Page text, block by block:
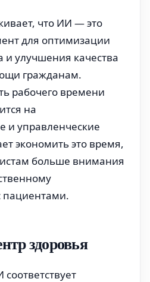
что ИИ — это
для оптимизации
и улучшения качества
гражданам.
рабочего времени
на
и управленческие
экономить это время,
больше внимания
пациентами.
здоровья